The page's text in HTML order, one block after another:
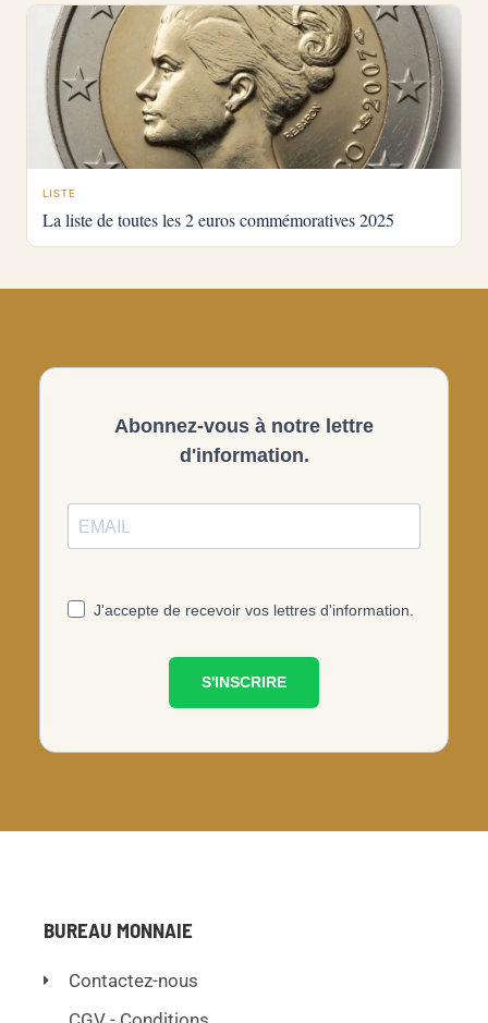
LISTE
La liste de toutes les 2 euros commémoratives 2025
Abonnez-vous à notre lettre
d'information.
J'accepte de recevoir vos lettres d'information.
S'INSCRIRE
BUREAU MONNAIE
Contactez-nous